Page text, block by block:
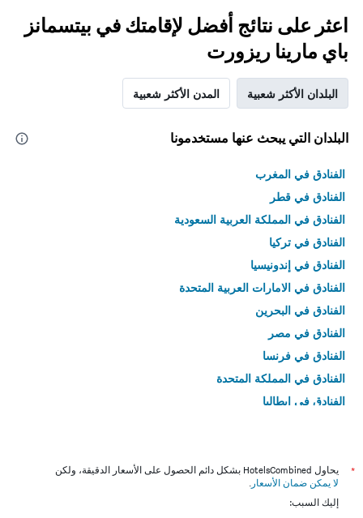
اعثر على نتائج أفضل لإقامتك في بيتسمانز
باي مارينا ريزورت
البلدان الأكثر شعبية المدن الأكثر شعبية
البلدان التي يبحث عنها مستخدمونا
الفنادق في المغرب
الفنادق في قطر
الفنادق في المملكة العربية السعودية
الفنادق في تركيا
الفنادق في إندونيسيا
الفنادق في الامارات العربية المتحدة
الفنادق في البحرين
الفنادق في مصر
الفنادق في فرنسا
الفنادق في المملكة المتحدة
الفنادق في إيطاليا
*
يحاول HotelsCombined بشكل دائم الحصول على الأسعار الدقيقة، ولكن
لا يمكن ضمان الأسعار .
إليك السبب: